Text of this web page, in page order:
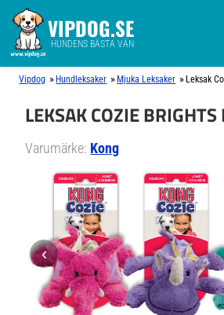
VIPDOG.SE
HUNDENS BÄSTA VÄN
Vipdog » Hundleksaker » Mjuka Leksaker » Leksak
LEKSAK COZIE
Varumärke: Kong
‹